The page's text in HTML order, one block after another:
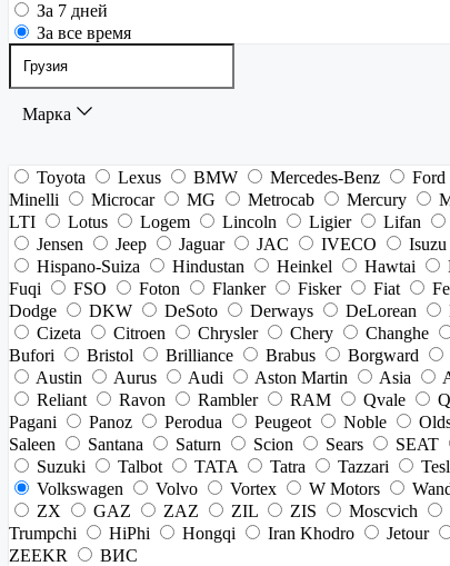
За 7 дней
За все время
Марка
Toyota Lexus BMW Mercedes-Benz Ford
Minelli
Microcar MG Metrocab Mercury
LTI
Lotus Logem Lincoln Ligier Lifan
Jensen
Jeep Jaguar JAC IVECO Isuzu
Hispano-Suiza
Hindustan Heinkel Hawtai
Fuqi
FSO Foton Flanker Fisker Fiat
Dodge
DKW DeSoto Derways DeLorean
Cizeta
Citroen Chrysler Chery Changhe
Bufori
Bristol Brilliance Brabus Borgward
Austin
Aurus Audi Aston Martin Asia
Reliant
Ravon Rambler RAM Qvale
Pagani
Panoz Perodua Peugeot Noble
Saleen
Santana Saturn Scion Sears SEAT
Suzuki
Talbot TATA Tatra Tazzari
Volkswagen
Volvo Vortex W Motors
ZX
GAZ ZAZ ZIL ZIS Moscvich
Trumpchi
HiPhi Hongqi Iran Khodro Jetour
ZEEKR
ВИС